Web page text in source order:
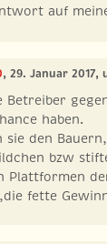
auf
, 29. Januar 2017,
Betreiber
haben.
sie den
bzw
Plattformen
fette